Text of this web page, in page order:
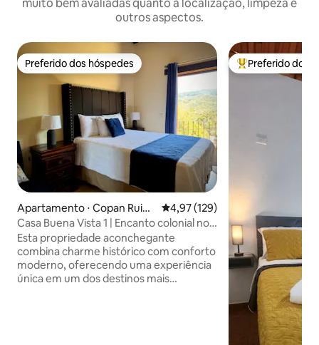
muito bem avaliadas quanto a localização, limpeza e
outros aspectos.
Preferido dos hóspedes
Preferido dos hóspedes
Apartamento ⋅ Copan Ruina
s
4,97 de uma avaliação média de
4,97 (129)
Casa Buena Vista 1 | Encanto colonial no
centro
Esta propriedade aconchegante
combina charme histórico com conforto
moderno, oferecendo uma experiência
única em um dos destinos mais
Entre os
Preferido dos